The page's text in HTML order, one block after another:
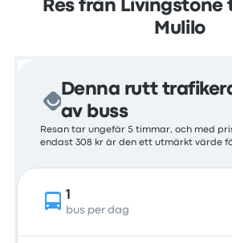
Res från Livingstone
Mulilo
Denna rutt
av buss
Resan tar ungefär 5 timmar, och med
endast 308 kr är den ett utmärkt värde
1
bus per dag